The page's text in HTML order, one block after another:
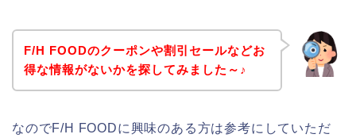
F/H FOODのクーポンや割引セールなどお
得な情報がないかを探してみました～♪
なのでF/H FOODに興味のある方は参考にしていただ